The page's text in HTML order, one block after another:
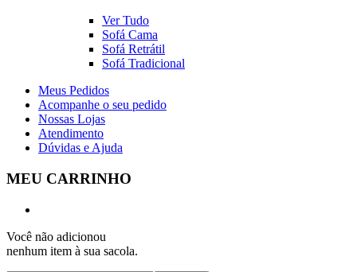
Ver Tudo
Sofá Cama
Sofá Retrátil
Sofá Tradicional
Meus Pedidos
Acompanhe o seu pedido
Nossas Lojas
Atendimento
Dúvidas e Ajuda
MEU CARRINHO
Você não adicionou
nenhum item à sua sacola.